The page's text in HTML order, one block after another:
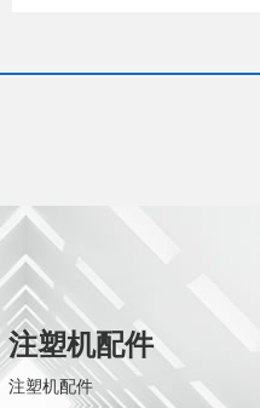
注塑机配件
注塑机配件